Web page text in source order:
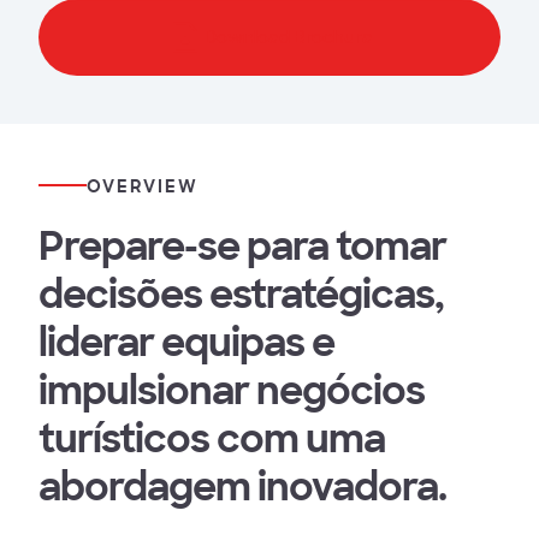
OVERVIEW
Prepare-se para tomar
decisões estratégicas,
liderar equipas e
impulsionar negócios
turísticos com uma
abordagem inovadora.